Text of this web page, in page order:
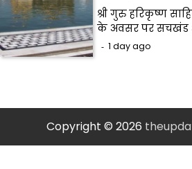
श्री गुरु हरिकृष्ण
के अवसर पर सचखंड
1 day ago
Copyright © 2026